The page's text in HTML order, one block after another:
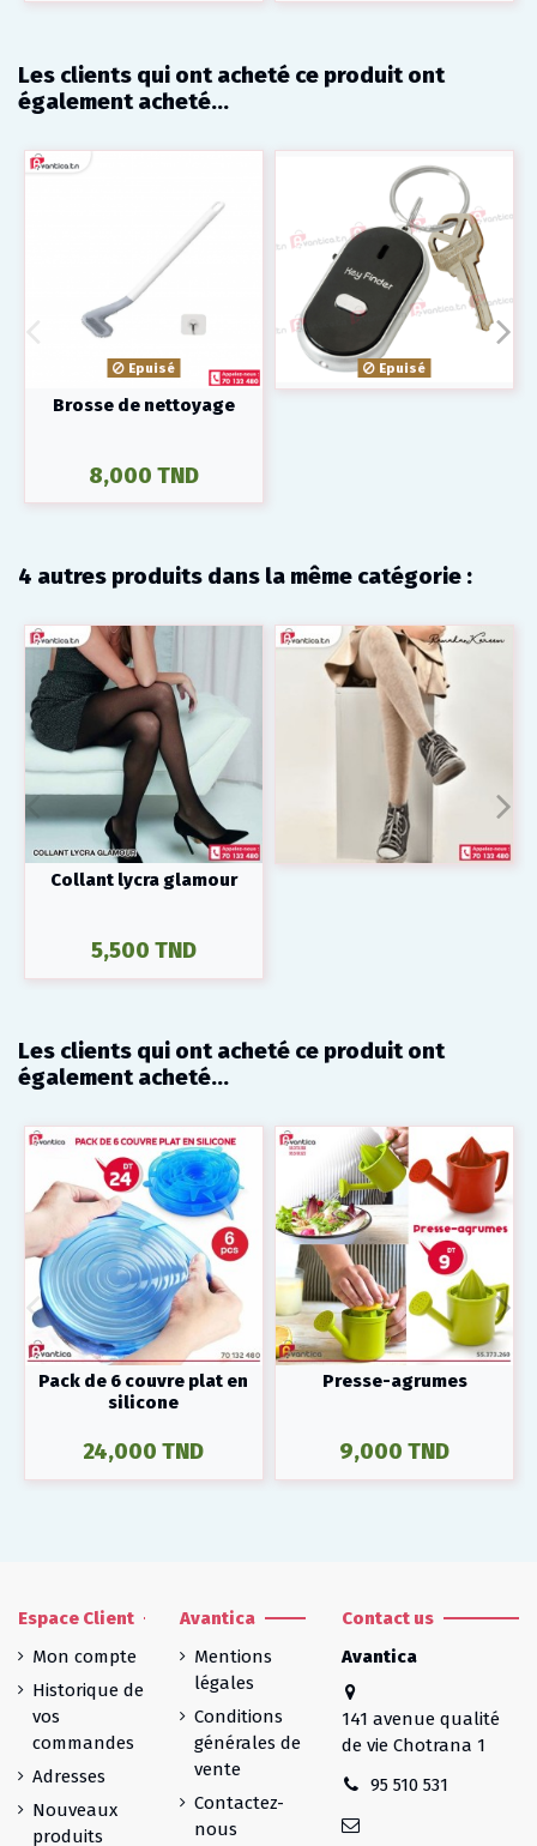
Les clients qui ont acheté ce produit ont
également acheté...
Epuisé
Brosse de nettoyage
8,000 TND
Epuisé
4 autres produits dans la même catégorie :
Collant lycra glamour
5,500 TND
Les clients qui ont acheté ce produit ont
également acheté...
Pack de 6 couvre plat en
silicone
24,000 TND
Presse-agrumes
9,000 TND
Espace Client
Mon compte
Historique de
vos
commandes
Adresses
Nouveaux
produits
Avantica
Mentions
légales
Conditions
générales de
vente
Contactez-
nous
Contact us
Avantica
141 avenue qualité
de vie Chotrana 1
95 510 531